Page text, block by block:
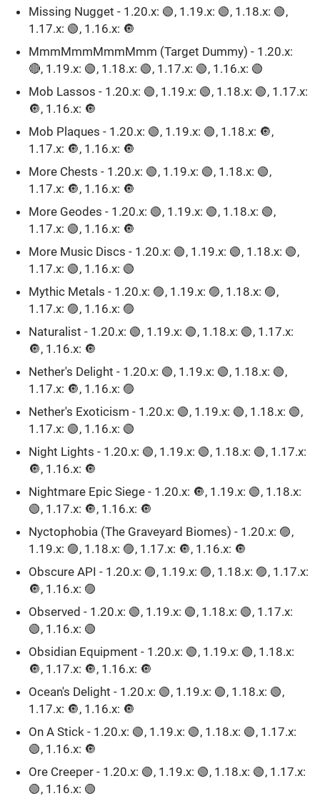
Missing Nugget - 1.20.x: 🟢, 1.19.x: 🟢, 1.18.x: 🟢,
1.17.x: 🟢, 1.16.x: 🔘
MmmMmmMmmMmm (Target Dummy) - 1.20.x:
🔴, 1.19.x: 🟢, 1.18.x: 🟢, 1.17.x: 🟢, 1.16.x: 🟢
Mob Lassos - 1.20.x: 🟢, 1.19.x: 🟢, 1.18.x: 🟢, 1.17.x:
🔘, 1.16.x: 🔘
Mob Plaques - 1.20.x: 🟢, 1.19.x: 🟢, 1.18.x: 🔘,
1.17.x: 🔘, 1.16.x: 🔘
More Chests - 1.20.x: 🟢, 1.19.x: 🟢, 1.18.x: 🟢,
1.17.x: 🔘, 1.16.x: 🔘
More Geodes - 1.20.x: 🟢, 1.19.x: 🟢, 1.18.x: 🟢,
1.17.x: 🟢, 1.16.x: 🔘
More Music Discs - 1.20.x: 🟢, 1.19.x: 🟢, 1.18.x: 🟢,
1.17.x: 🟢, 1.16.x: 🟢
Mythic Metals - 1.20.x: 🟣, 1.19.x: 🟣, 1.18.x: 🟣,
1.17.x: 🟣, 1.16.x: 🟣
Naturalist - 1.20.x: 🟢, 1.19.x: 🟢, 1.18.x: 🟢, 1.17.x:
🔘, 1.16.x: 🔘
Nether's Delight - 1.20.x: 🟢, 1.19.x: 🟢, 1.18.x: 🟢,
1.17.x: 🔘, 1.16.x: 🟣
Nether's Exoticism - 1.20.x: 🟢, 1.19.x: 🟢, 1.18.x: 🟢,
1.17.x: 🟢, 1.16.x: 🟢
Night Lights - 1.20.x: 🟢, 1.19.x: 🟢, 1.18.x: 🟢, 1.17.x:
🔘, 1.16.x: 🔘
Nightmare Epic Siege - 1.20.x: 🔘, 1.19.x: 🟢, 1.18.x:
🟢, 1.17.x: 🔘, 1.16.x: 🔘
Nyctophobia (The Graveyard Biomes) - 1.20.x: 🟣,
1.19.x: 🟣, 1.18.x: 🟣, 1.17.x: 🔘, 1.16.x: 🔘
Obscure API - 1.20.x: 🟣, 1.19.x: 🟣, 1.18.x: 🟣, 1.17.x:
🔘, 1.16.x: 🟣
Observed - 1.20.x: 🟢, 1.19.x: 🟢, 1.18.x: 🟢, 1.17.x:
🟢, 1.16.x: 🟢
Obsidian Equipment - 1.20.x: 🟢, 1.19.x: 🟢, 1.18.x:
🔘, 1.17.x: 🔘, 1.16.x: 🔘
Ocean's Delight - 1.20.x: 🟢, 1.19.x: 🟢, 1.18.x: 🟢,
1.17.x: 🔘, 1.16.x: 🔘
On A Stick - 1.20.x: 🟢, 1.19.x: 🟢, 1.18.x: 🟢, 1.17.x:
🟢, 1.16.x: 🔘
Ore Creeper - 1.20.x: 🟢, 1.19.x: 🟢, 1.18.x: 🟢, 1.17.x:
🟢, 1.16.x: 🟢